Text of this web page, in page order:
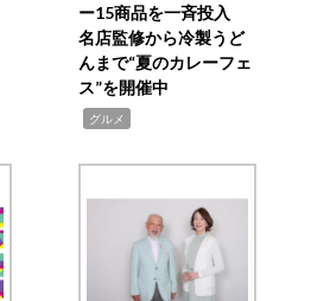
ー15商品を一斉投入
名店監修から冷製うど
んまで“夏のカレーフェ
ス”を開催中
グルメ